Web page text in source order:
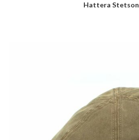
Hattera Stetson